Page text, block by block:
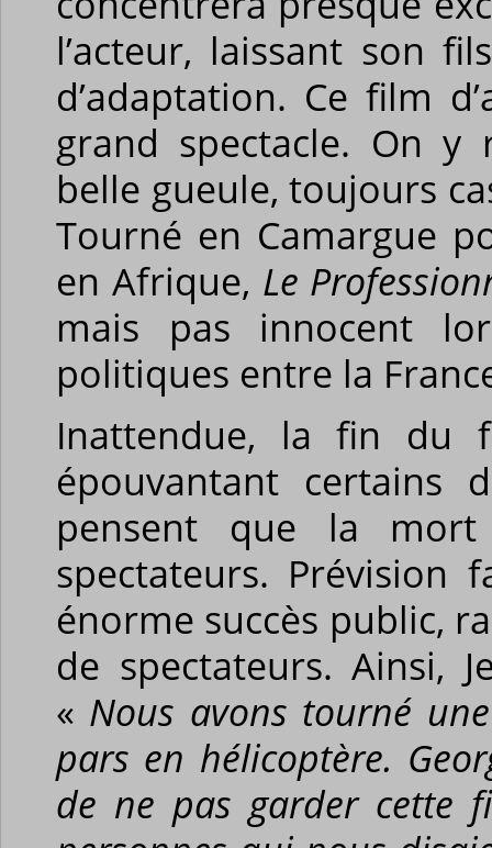
l’acteur, laissant son
d’adaptation. Ce film
grand spectacle. On y
belle gueule, toujours
Tourné en Camargue
en Afrique, Le
mais pas innocent
politiques entre la
Inattendue, la fin du
épouvantant certains
pensent que la
spectateurs. Prévision
énorme succès public,
de spectateurs. Ainsi,
« Nous avons tourné
pars en hélicoptère.
de ne pas garder cette